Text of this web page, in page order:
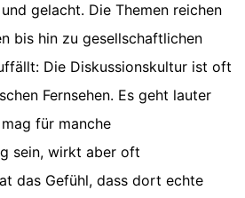
gelacht. Die Themen reichen
bis hin zu gesellschaftlichen
Die Diskussionskultur ist oft
Fernsehen. Es geht lauter
für manche
sein, wirkt aber oft
das Gefühl, dass dort echte